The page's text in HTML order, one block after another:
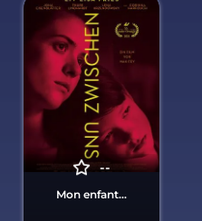
--
Mon enfant...